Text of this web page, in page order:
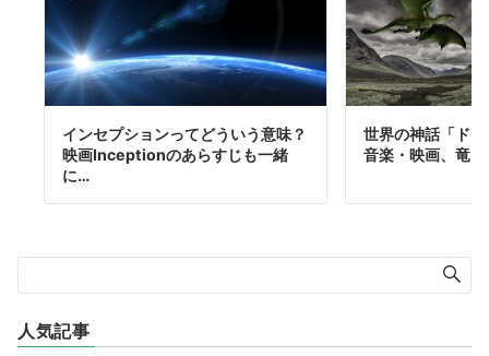
インセプションってどういう意味？
映画Inceptionのあらすじも一緒
に…
世界の神話「ド
音楽・映画、竜
人気記事